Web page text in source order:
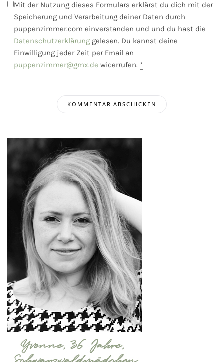
Mit der Nutzung dieses Formulars erklärst du dich mit der
Speicherung und Verarbeitung deiner Daten durch
puppenzimmer.com einverstanden und und du hast die
Datenschutzerklärung gelesen. Du kannst deine
Einwilligung jeder Zeit per Email an
puppenzimmer@gmx.de widerrufen. *